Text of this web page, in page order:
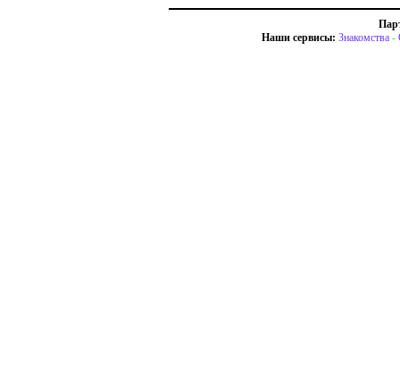
Наши сервисы: Знакомства -